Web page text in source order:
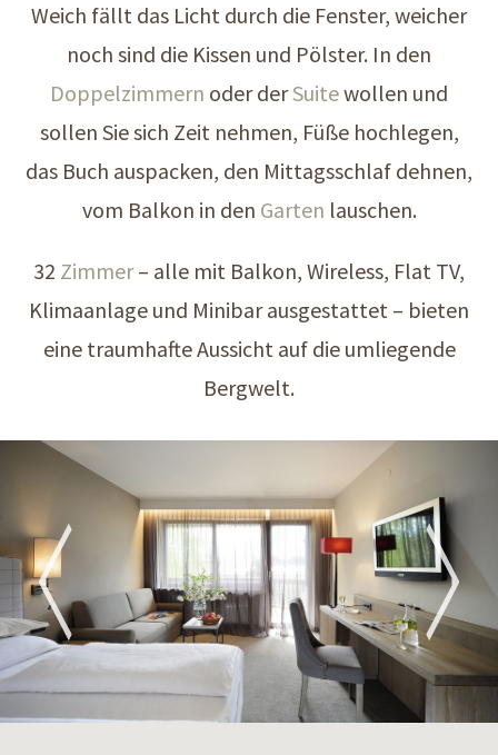
Weich fällt das Licht durch die Fenster, weicher
noch sind die Kissen und Pölster. In den
Doppelzimmern oder derSuitewollen und
sollen Sie sich Zeit nehmen, Füße hochlegen,
das Buch auspacken, den Mittagsschlaf dehnen,
vom Balkon in den Garten lauschen.
32 Zimmer– alle mit Balkon, Wireless, Flat TV,
Klimaanlage und Minibar ausgestattet – bieten
eine traumhafte Aussicht auf die umliegende
Bergwelt.